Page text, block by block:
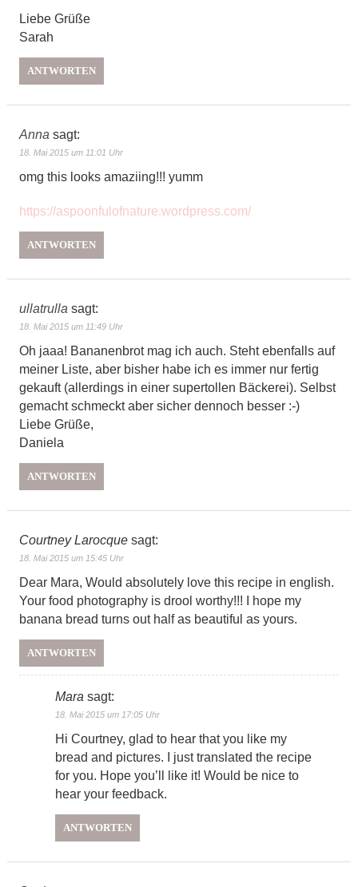
Liebe Grüße
Sarah
ANTWORTEN
Anna sagt:
18. Mai 2015 um 11:01 Uhr
omg this looks amaziing!!! yumm
https://aspoonfulofnature.wordpress.com/
ANTWORTEN
ullatrulla sagt:
18. Mai 2015 um 11:49 Uhr
Oh jaaa! Bananenbrot mag ich auch. Steht ebenfalls auf
meiner Liste, aber bisher habe ich es immer nur fertig
gekauft (allerdings in einer supertollen Bäckerei). Selbst
gemacht schmeckt aber sicher dennoch besser :-)
Liebe Grüße,
Daniela
ANTWORTEN
Courtney Larocque sagt:
18. Mai 2015 um 15:45 Uhr
Dear Mara, Would absolutely love this recipe in english.
Your food photography is drool worthy!!! I hope my
banana bread turns out half as beautiful as yours.
ANTWORTEN
Mara sagt:
18. Mai 2015 um 17:05 Uhr
Hi Courtney, glad to hear that you like my
bread and pictures. I just translated the recipe
for you. Hope you’ll like it! Would be nice to
hear your feedback.
ANTWORTEN